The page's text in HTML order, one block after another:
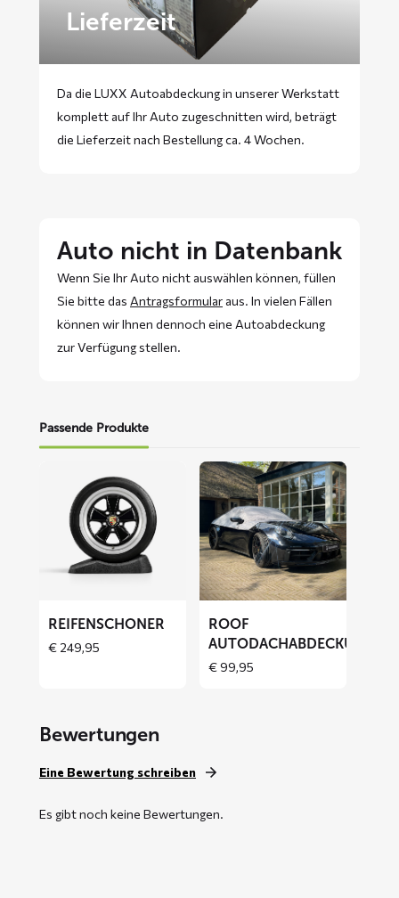
Lieferzeit
Da die LUXX Autoabdeckung in unserer Werkstatt
komplett auf Ihr Auto zugeschnitten wird, beträgt
die Lieferzeit nach Bestellung ca. 4 Wochen.
Auto nicht in Datenbank
Wenn Sie Ihr Auto nicht auswählen können, füllen
Sie bitte das Antragsformular aus. In vielen Fällen
können wir Ihnen dennoch eine Autoabdeckung
zur Verfügung stellen.
Passende Produkte
Reifenschoner
REIFENSCHONER
€249,95
Mehr
lesen
über
ROOF
Autodachabdeckung
ROOF
AUTODACHABDECKUNG
€99,95
Bewertungen
Eine Bewertung schreiben
Es gibt noch keine Bewertungen.